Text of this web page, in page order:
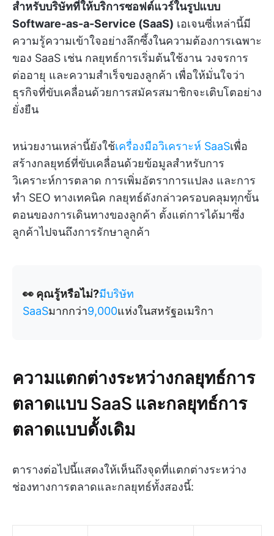
สำหรับบริษัทที่ให้บริการซอฟต์แวร์ในรูปแบบ
Software-as-a-Service (SaaS) เอเจนซี่เหล่านี้มี
ความรู้ความเข้าใจอย่างลึกซึ้งในความต้องการเฉพาะ
ของ SaaS เช่น กลยุทธ์การเริ่มต้นใช้งาน วงจรการ
ต่ออายุ และความสำเร็จของลูกค้า เพื่อให้มั่นใจว่า
ธุรกิจที่ขับเคลื่อนด้วยการสมัครสมาชิกจะเติบโตอย่าง
ยั่งยืน
หน่วยงานเหล่านี้ยังใช้เครื่องมือวิเคราะห์ SaaSเพื่อ
สร้างกลยุทธ์ที่ขับเคลื่อนด้วยข้อมูลสำหรับการ
วิเคราะห์การตลาด การเพิ่มอัตราการแปลง และการ
ทำ SEO ทางเทคนิค กลยุทธ์ดังกล่าวครอบคลุมทุกขั้น
ตอนของการเดินทางของลูกค้า ตั้งแต่การได้มาซึ่ง
ลูกค้าไปจนถึงการรักษาลูกค้า
👀 คุณรู้หรือไม่?มีบริษัท
SaaSมากกว่า9,000แห่งในสหรัฐอเมริกา
ความแตกต่างระหว่างกลยุทธ์การ
ตลาดแบบ SaaS และกลยุทธ์การ
ตลาดแบบดั้งเดิม
ตารางต่อไปนี้แสดงให้เห็นถึงจุดที่แตกต่างระหว่าง
ช่องทางการตลาดและกลยุทธ์ทั้งสองนี้: